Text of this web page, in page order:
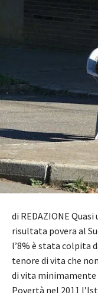
di REDAZIONE
risultata povera al
l’8% è stata colpita
tenore di vita che
di vita
Povertà nel 2011